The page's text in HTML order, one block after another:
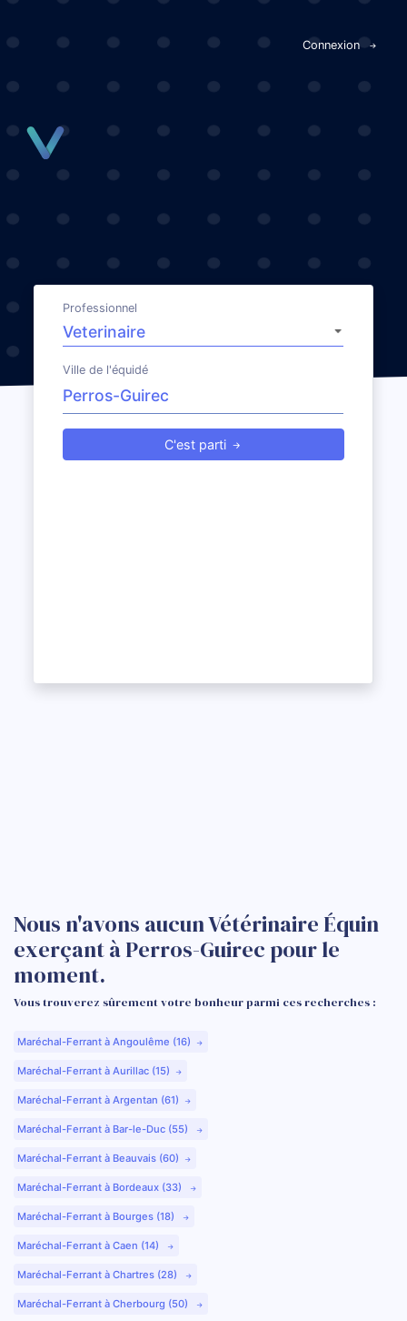
Connexion
Professionnel
Ville de l'équidé
C'est parti
Nous n'avons aucun Vétérinaire Équin
exerçant à Perros-Guirec pour le
moment.
Vous trouverez sûrement votre bonheur parmi ces recherches :
Maréchal-Ferrant à Angoulême (16)
Maréchal-Ferrant à Aurillac (15)
Maréchal-Ferrant à Argentan (61)
Maréchal-Ferrant à Bar-le-Duc (55)
Maréchal-Ferrant à Beauvais (60)
Maréchal-Ferrant à Bordeaux (33)
Maréchal-Ferrant à Bourges (18)
Maréchal-Ferrant à Caen (14)
Maréchal-Ferrant à Chartres (28)
Maréchal-Ferrant à Cherbourg (50)